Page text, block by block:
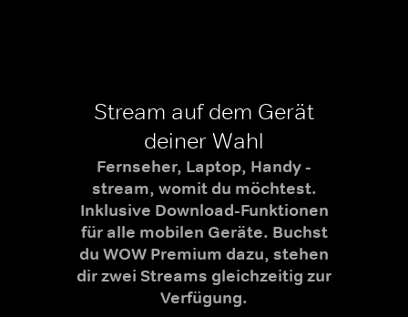
Stream auf dem Gerät
deiner Wahl
Fernseher, Laptop, Handy -
stream, womit du möchtest.
Inklusive Download-Funktionen
für alle mobilen Geräte. Buchst
du WOW Premium dazu, stehen
dir zwei Streams gleichzeitig zur
Verfügung.